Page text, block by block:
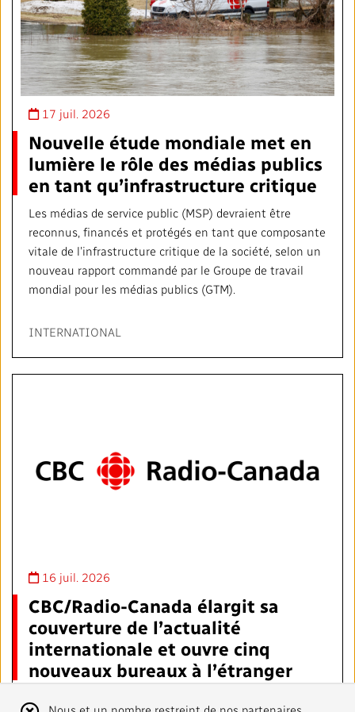
17 juil. 2026
Nouvelle étude mondiale met en
lumière le rôle des médias publics
en tant qu’infrastructure critique
Les médias de service public (MSP) devraient être
reconnus, financés et protégés en tant que composante
vitale de l’infrastructure critique de la société, selon un
nouveau rapport commandé par le Groupe de travail
mondial pour les médias publics (GTM).
INTERNATIONAL
16 juil. 2026
CBC/Radio-Canada élargit sa
couverture de l’actualité
internationale et ouvre cinq
nouveaux bureaux à l’étranger